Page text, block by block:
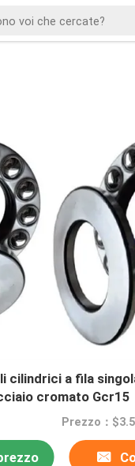
cilindrici a fila
cromato Gcr15
Prezzo：